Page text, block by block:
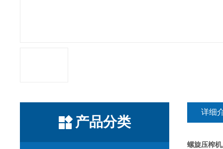
产品分类
详细
螺旋压榨